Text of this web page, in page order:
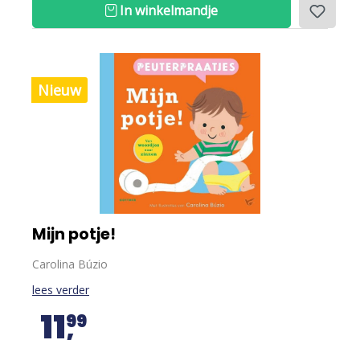
In winkelmandje
Nieuw
Mijn potje!
Carolina Búzio
lees verder
1199